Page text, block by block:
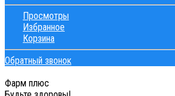
Просмотры
Избранное
Корзина
Обратный звонок
Фарм плюс